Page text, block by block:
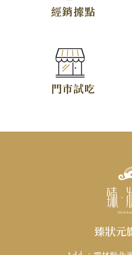
經銷據點
門市試吃
臻狀元